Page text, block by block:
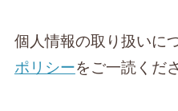
個人情報の取り扱いに
ポリシーをご一読くだ